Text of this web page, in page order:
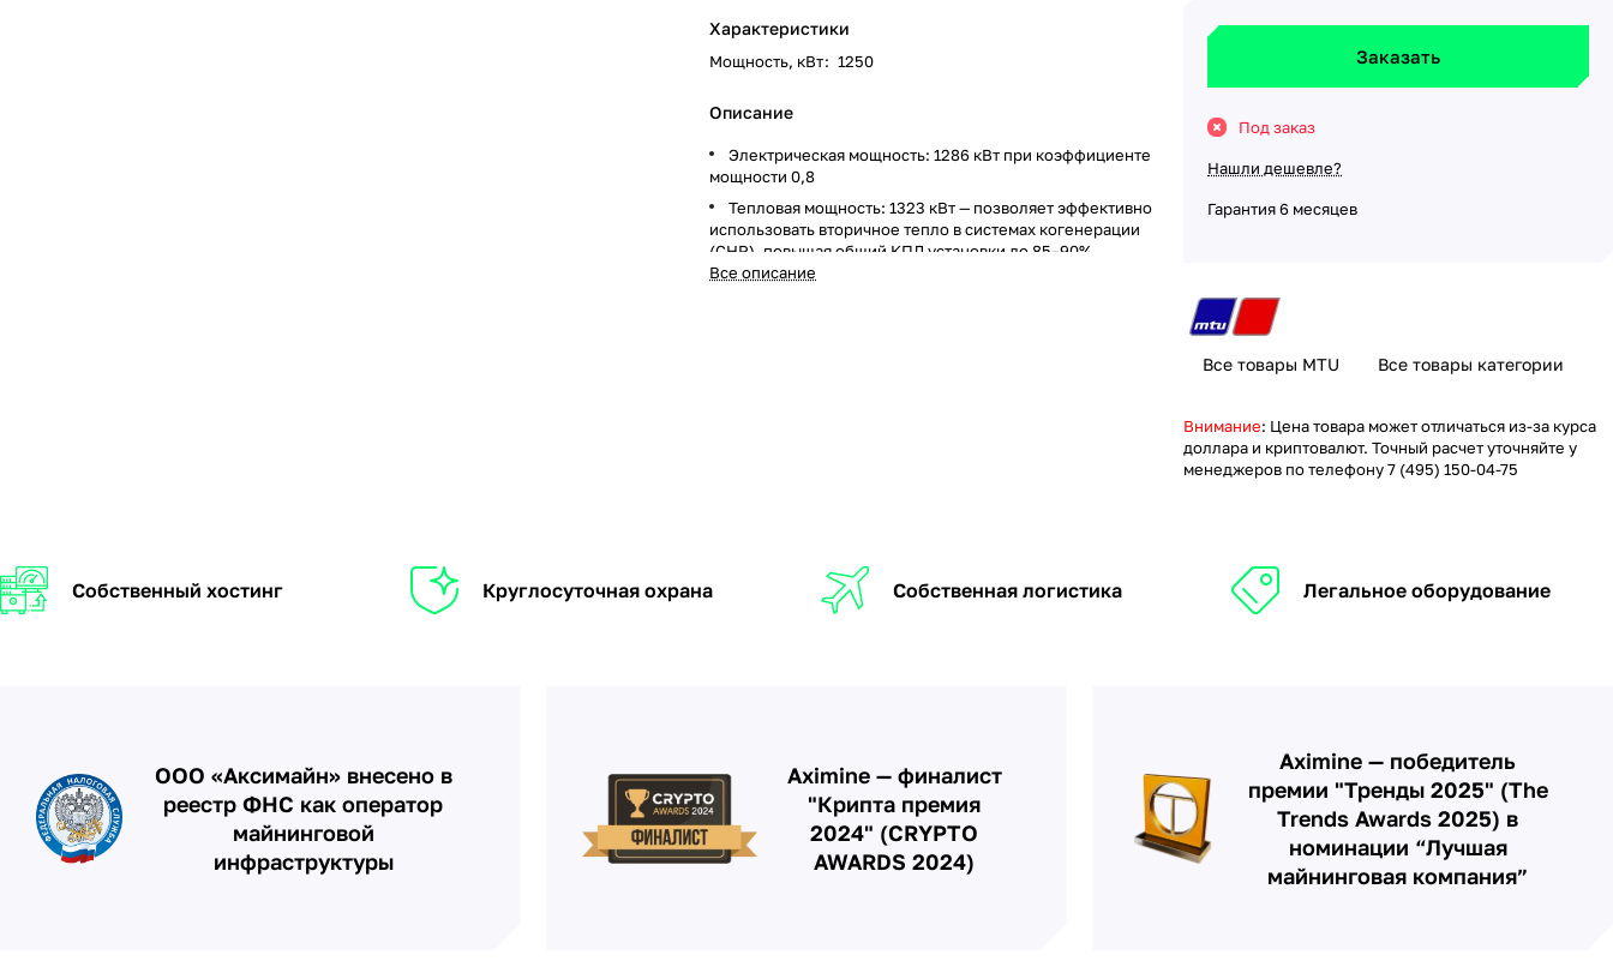
Характеристики
Мощность, кВт: 1250
Описание
Электрическая мощность: 1286 кВт при коэффициенте
мощности 0,8
Тепловая мощность: 1323 кВт — позволяет эффективно
использовать вторичное тепло в системах когенерации
(CHP), повышая общий КПД установки до 85–90%
Все описание
Заказать
Под заказ
Нашли дешевле?
Гарантия 6 месяцев
Все товары MTU Все товары категории
Внимание: Цена товара может отличаться из-за курса
доллара и криптовалют. Точный расчет уточняйте у
менеджеров по телефону7 (495) 150-04-75
Собственный хостинг Круглосуточная охрана Собственная логистика Легальное оборудование
ООО «Аксимайн» внесено в
реестр ФНС как оператор
майнинговой
инфраструктуры
Aximine — финалист
"Крипта премия
2024" (CRYPTO
AWARDS 2024)
Aximine — победитель
премии "Тренды 2025" (The
Trends Awards 2025) в
номинации “Лучшая
майнинговая компания”